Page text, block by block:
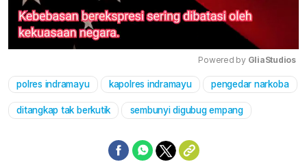
Mute
Powered by GliaStudios
polres indramayu kapolres indramayu pengedar narkoba
ditangkap tak berkutik sembunyi digubug empang